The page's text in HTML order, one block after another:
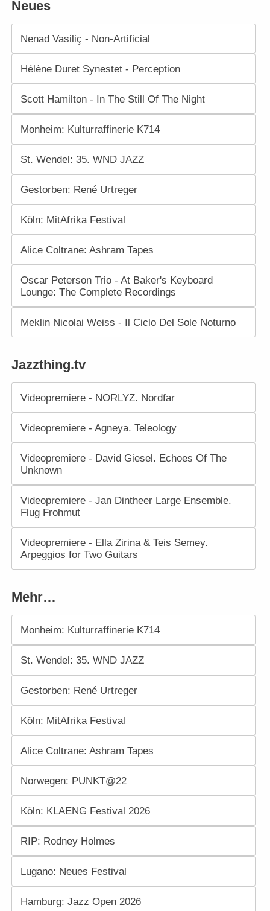
Neues
Nenad Vasiliç - Non-Artificial
Hélène Duret Synestet - Perception
Scott Hamilton - In The Still Of The Night
Monheim: Kulturraffinerie K714
St. Wendel: 35. WND JAZZ
Gestorben: René Urtreger
Köln: MitAfrika Festival
Alice Coltrane: Ashram Tapes
Oscar Peterson Trio - At Baker's Keyboard
Lounge: The Complete Recordings
Meklin Nicolai Weiss - Il Ciclo Del Sole Noturno
Jazzthing.tv
Videopremiere - NORLYZ. Nordfar
Videopremiere - Agneya. Teleology
Videopremiere - David Giesel. Echoes Of The
Unknown
Videopremiere - Jan Dintheer Large Ensemble.
Flug Frohmut
Videopremiere - Ella Zirina & Teis Semey.
Arpeggios for Two Guitars
Mehr…
Monheim: Kulturraffinerie K714
St. Wendel: 35. WND JAZZ
Gestorben: René Urtreger
Köln: MitAfrika Festival
Alice Coltrane: Ashram Tapes
Norwegen: PUNKT@22
Köln: KLAENG Festival 2026
RIP: Rodney Holmes
Lugano: Neues Festival
Hamburg: Jazz Open 2026